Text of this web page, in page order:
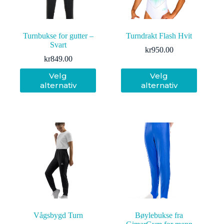
Turnbukse for gutter –
Svart
kr849.00
Velg
alternativ
Dette
produktet
har
kan
velges
på
produktsiden
Turndrakt Flash Hvit
kr950.00
Velg
alternativ
Dette
produktet
har
kan
velges
på
produktsiden
Vågsbygd Turn
Bøylebukse fra